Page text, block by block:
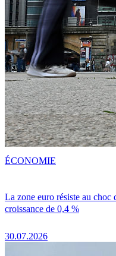
La zone euro résiste au choc
croissance de 0,4 %
30.07.2026
ÉCONOMIE